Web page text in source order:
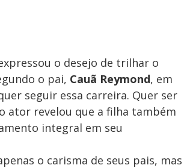
o desejo de trilhar o
o pai, Cauã Reymond, em
seguir essa carreira. Quer ser
ator revelou que a filha também
integral em seu
o carisma de seus pais, mas